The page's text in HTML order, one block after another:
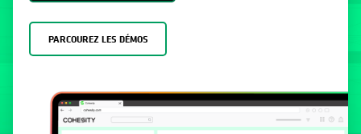
PARCOUREZ LES DÉMOS